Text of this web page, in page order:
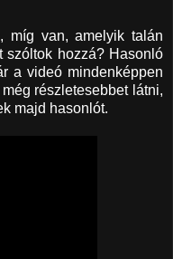
míg van, amelyik talán
szóltok hozzá? Hasonló
a videó mindenképpen
részletesebbet látni,
majd hasonlót.